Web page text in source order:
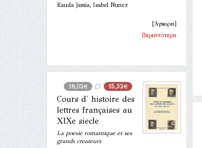
Rauda Jamis, Isabel Nunez
[Άγκυρα]
Περισσότερα
18,02€ 15,32€
Cours d' histoire des
lettres françaises au
XIXe siecle
La poesie romantique et ses
grands createurs